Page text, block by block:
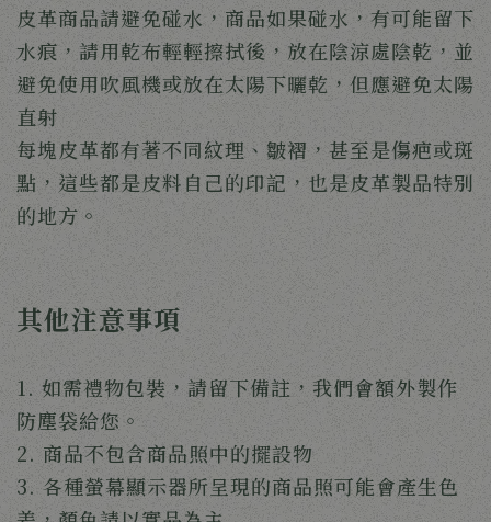
皮革商品請避免碰水，商品如果碰水，有可能留下
水痕，請用乾布輕輕擦拭後，放在陰涼處陰乾，並
避免使用吹風機或放在太陽下曬乾，但應避免太陽
直射
每塊皮革都有著不同紋理、皺褶，甚至是傷疤或斑
點，這些都是皮料自己的印記，也是皮革製品特別
的地方。
其他注意事項
1. 如需禮物包裝，請留下備註，我們會額外製作
防塵袋給您。
2. 商品不包含商品照中的擺設物
3. 各種螢幕顯示器所呈現的商品照可能會產生色